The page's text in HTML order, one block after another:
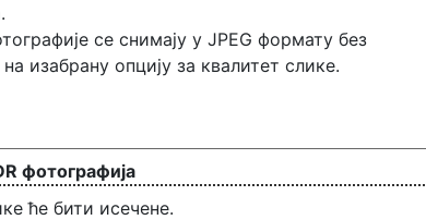
се снимају у JPEG формату без
изабрану опцију за квалитет слике.
фотографија
ће бити исечене.